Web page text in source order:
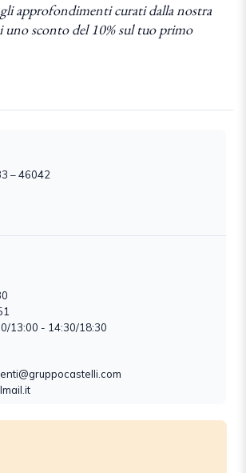
approfondimenti curati dalla nostra
uno sconto del 10% sul tuo primo
– 46042
13:00 - 14:30/18:30